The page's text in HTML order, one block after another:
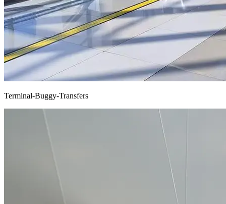
Terminal-Buggy-Transfers